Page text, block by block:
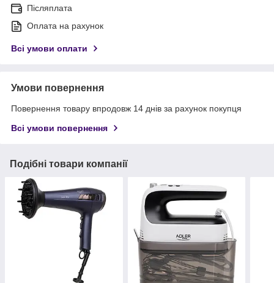
Післяплата
Оплата на рахунок
Всі умови оплати
Умови повернення
Повернення товару впродовж 14 днів за рахунок покупця
Всі умови повернення
Подібні товари компанії